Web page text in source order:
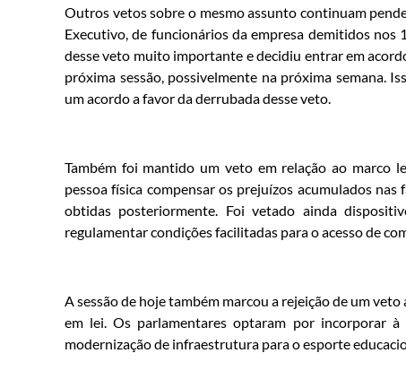
Outros vetos sobre o mesmo assunto continuam
Executivo, de funcionários da empresa demitidos nos
desse veto muito importante e decidiu entrar em
próxima sessão, possivelmente na próxima semana.
um acordo a favor da derrubada desse veto.
Também foi mantido um veto em relação ao marco
pessoa física compensar os prejuízos acumulados
obtidas posteriormente. Foi vetado ainda
regulamentar condições facilitadas para o acesso de
A sessão de hoje também marcou a rejeição de um
em lei. Os parlamentares optaram por incorporar
modernização de infraestrutura para o esporte